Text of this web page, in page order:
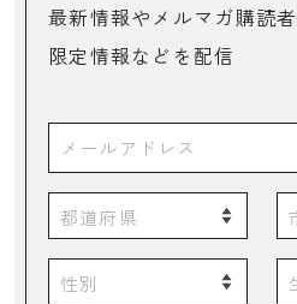
最新情報やメルマガ購読者
限定情報などを配信